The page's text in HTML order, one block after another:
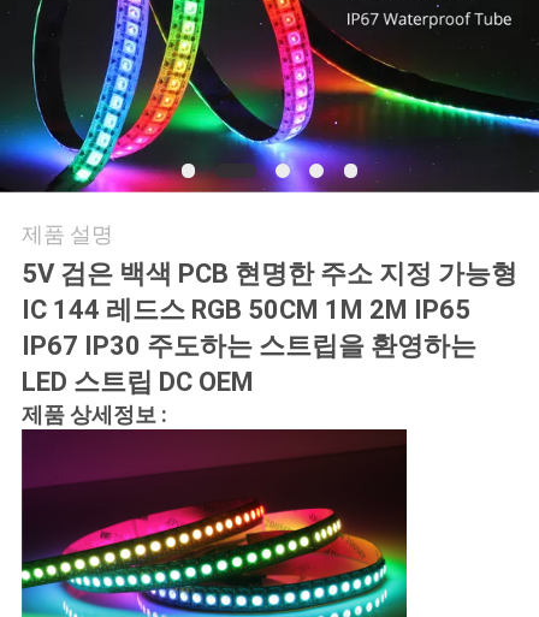
락
주
세
요
뉴
스
경
우
SHOPPING
ON-
LINE
제품 설명
5V 검은 백색 PCB 현명한 주소 지정 가능형
IC 144 레드스 RGB 50CM 1M 2M IP65
IP67 IP30 주도하는 스트립을 환영하는
LED 스트립 DC OEM
제품 상세정보 :